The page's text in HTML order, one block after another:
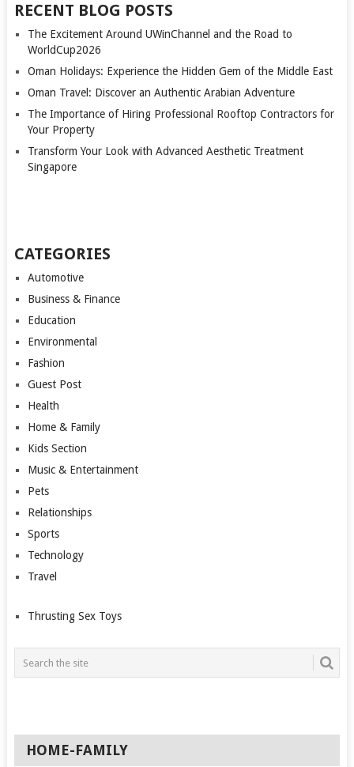
RECENT BLOG POSTS
The Excitement Around UWinChannel and the Road to
WorldCup2026
Oman Holidays: Experience the Hidden Gem of the Middle East
Oman Travel: Discover an Authentic Arabian Adventure
The Importance of Hiring Professional Rooftop Contractors for
Your Property
Transform Your Look with Advanced Aesthetic Treatment
Singapore
CATEGORIES
Automotive
Business & Finance
Education
Environmental
Fashion
Guest Post
Health
Home & Family
Kids Section
Music & Entertainment
Pets
Relationships
Sports
Technology
Travel
Thrusting Sex Toys
HOME-FAMILY